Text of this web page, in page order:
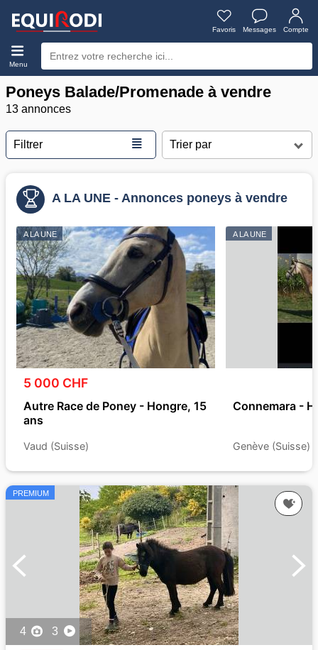
Favoris Messages Compte
Menu
Poneys Balade/Promenade à vendre
13 annonces
Filtrer ≣
A LA UNE - Annonces poneys à vendre
A LA UNE
5 000 CHF
Autre Race de Poney - Hongre, 15
ans
Vaud (Suisse)
A LA UNE
Connemara -
Genève (Suisse)
PREMIUM
4 3